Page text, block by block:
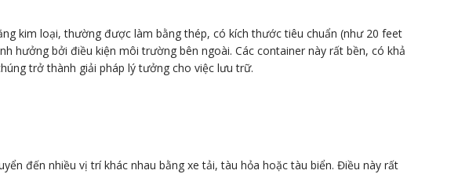
kim loại, thường được làm bằng thép, có kích thước tiêu chuẩn (như 20 feet
hưởng bởi điều kiện môi trường bên ngoài. Các container này rất bền, có khả
trở thành giải pháp lý tưởng cho việc lưu trữ.
đến nhiều vị trí khác nhau bằng xe tải, tàu hỏa hoặc tàu biển. Điều này rất